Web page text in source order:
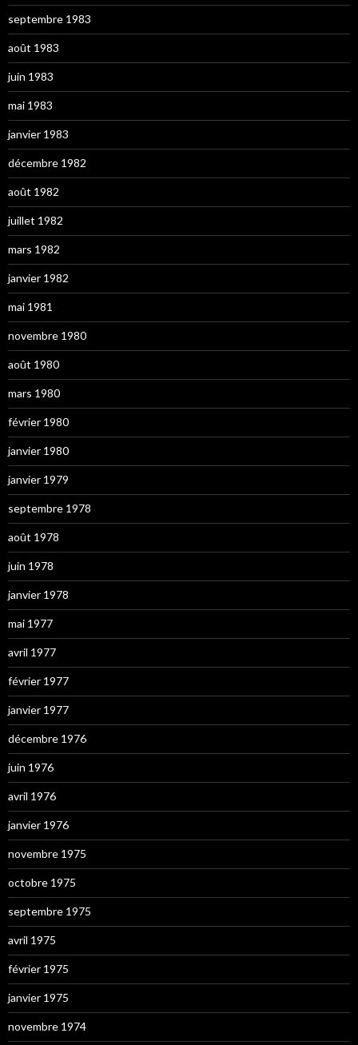
septembre 1983
août 1983
juin 1983
mai 1983
janvier 1983
décembre 1982
août 1982
juillet 1982
mars 1982
janvier 1982
mai 1981
novembre 1980
août 1980
mars 1980
février 1980
janvier 1980
janvier 1979
septembre 1978
août 1978
juin 1978
janvier 1978
mai 1977
avril 1977
février 1977
janvier 1977
décembre 1976
juin 1976
avril 1976
janvier 1976
novembre 1975
octobre 1975
septembre 1975
avril 1975
février 1975
janvier 1975
novembre 1974